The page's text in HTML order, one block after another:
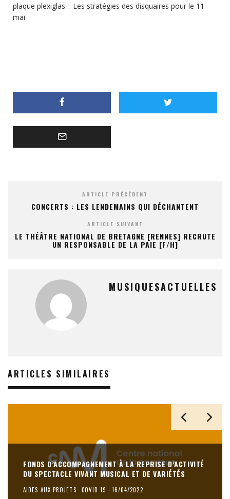
plaque plexiglas… Les stratégies des disquaires pour le 11
mai
ARTICLE PRÉCÉDENT
CONCERTS : LES LENDEMAINS QUI DÉCHANTENT
ARTICLE SUIVANT
LE THÉÂTRE NATIONAL DE BRETAGNE [RENNES] RECRUTE
UN RESPONSABLE DE LA PAIE [F/H]
MUSIQUESACTUELLES
ARTICLES SIMILAIRES
FONDS D’ACCOMPAGNEMENT À LA REPRISE D’ACTIVITÉ
DU SPECTACLE VIVANT MUSICAL ET DE VARIÉTÉS
AIDES AUX PROJETS COVID 19 · 16/04/2022